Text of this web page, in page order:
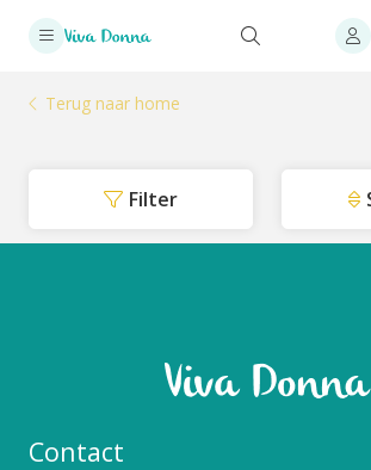
Terug naar home
Filter
Contact